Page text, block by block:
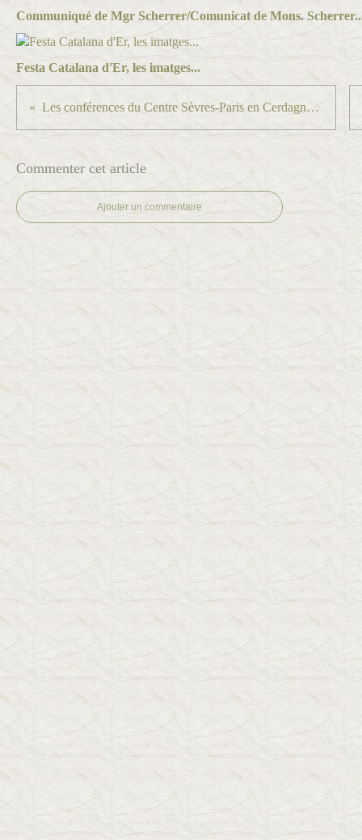
Communiqué de Mgr Scherrer/Comunicat de Mons.
Festa Catalana d'Er, les imatges...
Les conférences du Centre Sèvres-Paris en Cerdagne / Les conferències del Centre Sèvres-Paris a la Cerdanya...
Commenter cet article
Ajouter un commentaire